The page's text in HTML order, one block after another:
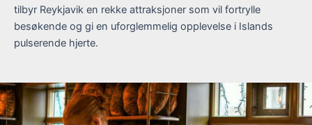
tilbyr Reykjavik en rekke attraksjoner som vil fortrylle
besøkende og gi en uforglemmelig opplevelse i Islands
pulserende hjerte.